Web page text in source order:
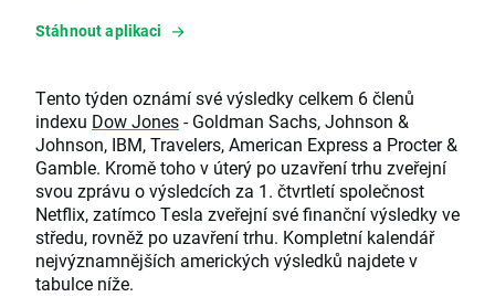
Stáhnout aplikaci
Tento týden oznámí své výsledky celkem 6 členů
indexu Dow Jones- Goldman Sachs, Johnson &
Johnson, IBM, Travelers, American Express a Procter &
Gamble. Kromě toho v úterý po uzavření trhu zveřejní
svou zprávu o výsledcích za 1. čtvrtletí společnost
Netflix, zatímco Tesla zveřejní své finanční výsledky ve
středu, rovněž po uzavření trhu. Kompletní kalendář
nejvýznamnějších amerických výsledků najdete v
tabulce níže.